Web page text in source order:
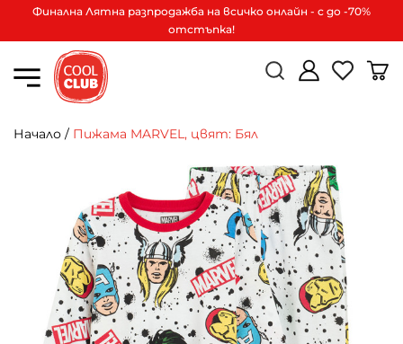
Финална Лятна разпродажба на всичко онлайн - с до -70%
отстъпка!
Начало / Пижама MARVEL, цвят: Бял